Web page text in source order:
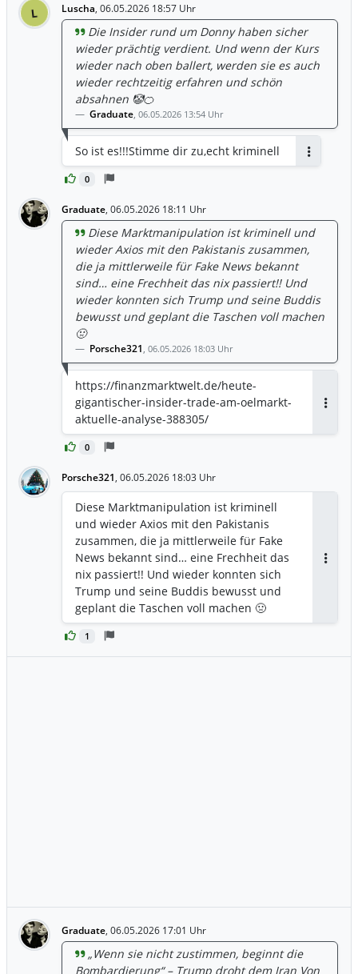
tanker-unter-iranischer-flagge-
angegriffen/100222687.html
L Luscha, 06.05.2026 18:57 Uhr
0
Die Insider rund um Donny haben sicher
wieder prächtig verdient. Und wenn der Kurs
wieder nach oben ballert, werden sie es auch
wieder rechtzeitig erfahren und schön
absahnen 🤡🍊
Graduate, 06.05.2026 13:54 Uhr
So ist es!!!Stimme dir zu,echt kriminell
Graduate, 06.05.2026 18:11 Uhr
0
Diese Marktmanipulation ist kriminell und
wieder Axios mit den Pakistanis zusammen,
die ja mittlerweile für Fake News bekannt
sind… eine Frechheit das nix passiert!! Und
wieder konnten sich Trump und seine Buddis
bewusst und geplant die Taschen voll machen
🤢
Porsche321, 06.05.2026 18:03 Uhr
https://finanzmarktwelt.de/heute-
gigantischer-insider-trade-am-oelmarkt-
aktuelle-analyse-388305/
Porsche321, 06.05.2026 18:03 Uhr
1
Diese Marktmanipulation ist kriminell
und wieder Axios mit den Pakistanis
zusammen, die ja mittlerweile für Fake
News bekannt sind… eine Frechheit das
nix passiert!! Und wieder konnten sich
Trump und seine Buddis bewusst und
geplant die Taschen voll machen 🤢
Graduate, 06.05.2026 17:01 Uhr
„Wenn sie nicht zustimmen, beginnt die
Bombardierung“ – Trump droht dem Iran Von